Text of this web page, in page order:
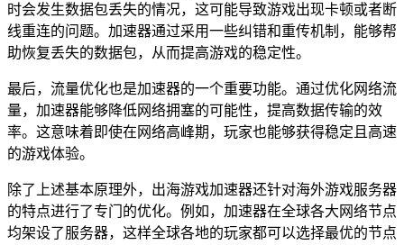
时会发生数据包丢失的情况，这可能导致游戏出现卡顿或者断
线重连的问题。加速器通过采用一些纠错和重传机制，能够帮
助恢复丢失的数据包，从而提高游戏的稳定性。
最后，流量优化也是加速器的一个重要功能。通过优化网络流
量，加速器能够降低网络拥塞的可能性，提高数据传输的效
率。这意味着即使在网络高峰期，玩家也能够获得稳定且高速
的游戏体验。
除了上述基本原理外，出海游戏加速器还针对海外游戏服务器
的特点进行了专门的优化。例如，加速器在全球各大网络节点
均架设了服务器，这样全球各地的玩家都可以选择最优的节点